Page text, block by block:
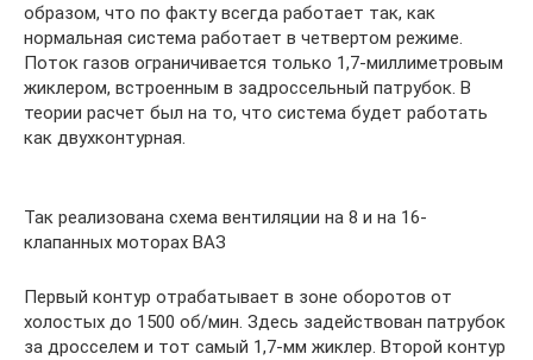
образом, что по факту всегда работает так, как
нормальная система работает в четвертом режиме.
Поток газов ограничивается только 1,7-миллиметровым
жиклером, встроенным в задроссельный патрубок. В
теории расчет был на то, что система будет работать
как двухконтурная.
Так реализована схема вентиляции на 8 и на 16-
клапанных моторах ВАЗ
Первый контур отрабатывает в зоне оборотов от
холостых до 1500 об/мин. Здесь задействован патрубок
за дросселем и тот самый 1,7-мм жиклер. Второй контур